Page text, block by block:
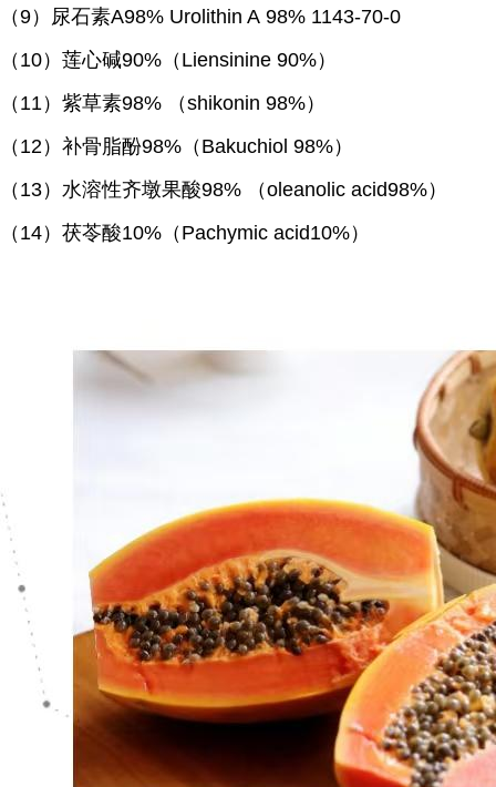
（9）尿石素A98% Urolithin A 98% 1143-70-0
（ 10）莲心碱90%（Liensinine 90%）
（ 11）紫草素98% （shikonin 98%）
（ 12）补骨脂酚98%（Bakuchiol 98%）
（ 13）水溶性齐墩果酸98% （oleanolic acid98%）
（ 14）茯苓酸10%（Pachymic acid10%）